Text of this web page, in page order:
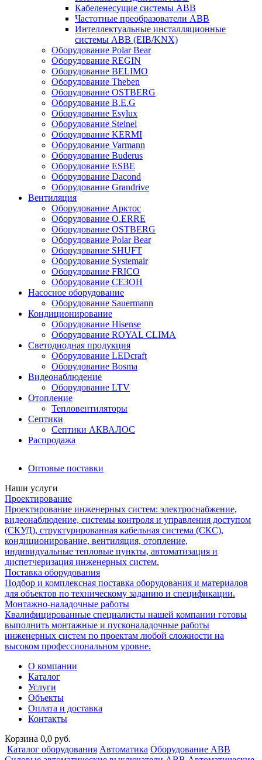
Кабеленесущие системы ABB
Частотные преобразователи ABB
Интеллектуальные инсталляционные
системы ABB (EIB/KNX)
Оборудование Polar Bear
Оборудование REGIN
Оборудование BELIMO
Оборудование Theben
Оборудование OSTBERG
Оборудование B.E.G
Оборудование Esylux
Оборудование Steinel
Оборудование KERMI
Оборудование Varmann
Оборудование Buderus
Оборудование ESBE
Оборудование Dacond
Оборудование Grandrive
Вентиляция
Оборудование Арктос
Оборудование O.ERRE
Оборудование OSTBERG
Оборудование Polar Bear
Оборудование SHUFT
Оборудование Systemair
Оборудование FRICO
Оборудование СЕЗОН
Насосное оборудование
Оборудование Sauermann
Кондиционирование
Оборудование Hisense
Оборудование ROYAL CLIMA
Светодиодная продукция
Оборудование LEDcraft
Оборудование Bosma
Видеонаблюдение
Оборудование LTV
Отопление
Тепловентиляторы
Септики
Септики АКВАЛОС
Распродажа
Оптовые поставки
Наши услуги
Проектирование
Проектирование инженерных систем: электроснабжение,
видеонаблюдение, системы контроля и управления доступом
(СКУД), структурированная кабельная система (СКС),
кондиционирование, вентиляция, отопление,
индивидуальные тепловые пункты, автоматизация и
диспетчеризация инженерных систем.
Поставка оборудования
Подбор и комплексная поставка оборудования и материалов
для объектов по техническому заданию и спецификации.
Монтажно-наладочные работы
Квалифицированные специалисты нашей компании готовы
выполнить монтажные и пусконаладочные работы
инженерных систем по проектам любой сложности на
высоком профессиональном уровне.
О компании
Каталог
Услуги
Объекты
Оплата и доставка
Контакты
Корзина 0,0 руб.
Каталог оборудования Автоматика Оборудование ABB